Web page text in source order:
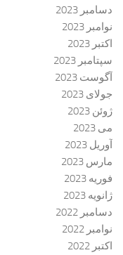
دسامبر 2023
نوامبر 2023
اکتبر 2023
سپتامبر 2023
آگوست 2023
جولای 2023
ژوئن 2023
می 2023
آوریل 2023
مارس 2023
فوریه 2023
ژانویه 2023
دسامبر 2022
نوامبر 2022
اکتبر 2022